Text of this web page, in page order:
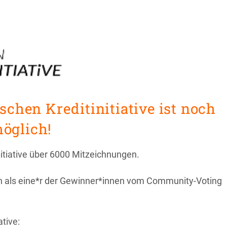
Kreditinitiative ist noch
über 6000 Mitzeichnungen.
eine*r der Gewinner*innen vom Community-Voting